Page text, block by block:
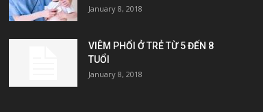
January 8, 2018
VIÊM PHỔI Ở TRẺ TỪ 5 ĐẾN 8
TUỔI
January 8, 2018